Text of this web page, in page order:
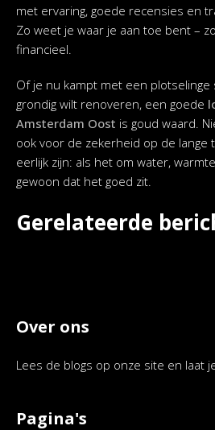
met ervaring, goede recensies en
Zo weet je waar je aan toe bent –
financieel.
Of je nu kampt met een
grondig wilt renoveren, een goede
Amsterdam Oost is goud waard.
ook voor de zekerheid op de lange
eerlijk zijn: als het om water,
gewoon dat het goed zit.
Gerelateerde
Over ons
Lees de blogs op onze site en laat
Pagina's